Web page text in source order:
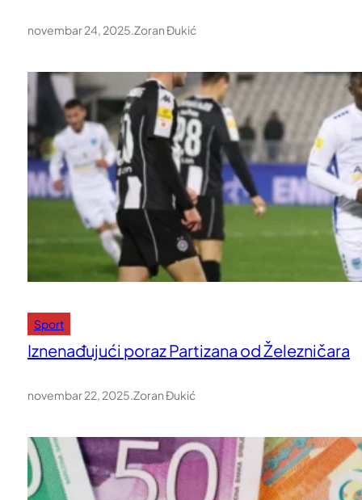
novembar 24, 2025 Zoran Đukić
Sport
Iznenađujući poraz Partizana od Železničara
novembar 22, 2025.Zoran Đukić